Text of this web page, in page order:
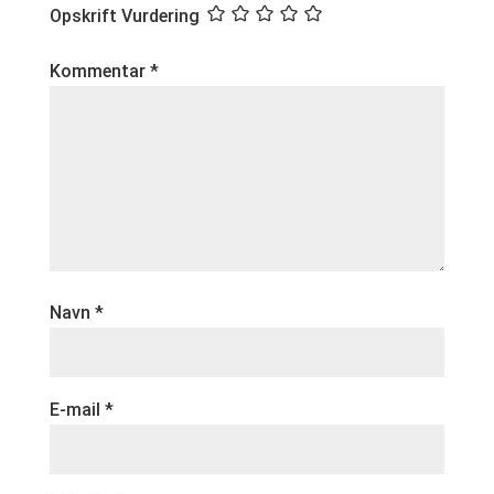
Opskrift Vurdering
Kommentar *
Navn *
E-mail *